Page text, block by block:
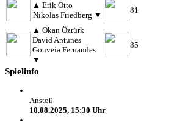
▲ Erik Otto
Nikolas Friedberg ▼
81
▲ Okan Öztürk
David Antunes
Gouveia Fernandes
▼
85
Spielinfo
Anstoß
10.08.2025, 15:30 Uhr